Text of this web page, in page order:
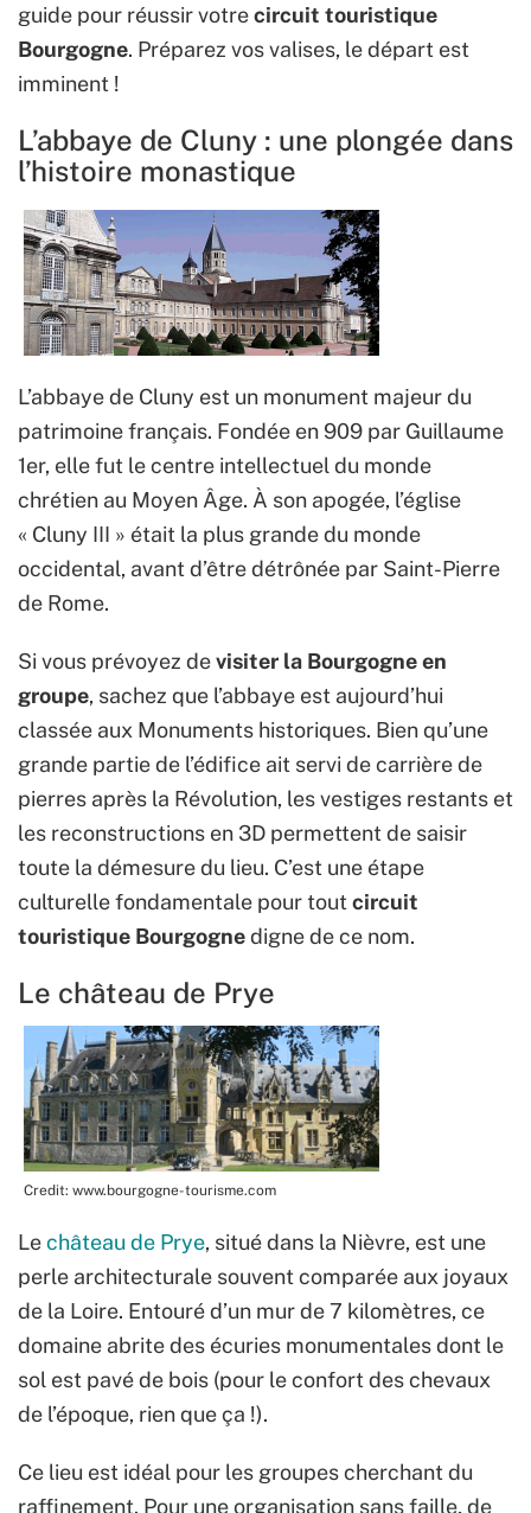
guide pour réussir votrecircuit touristique
Bourgogne. Préparez vos valises, le départ est
imminent !
L’abbaye de Cluny : une plongée dans
l’histoire monastique
L’abbaye de Cluny est un monument majeur du
patrimoine français. Fondée en 909 par Guillaume
1er, elle fut le centre intellectuel du monde
chrétien au Moyen Âge. À son apogée, l’église
« Cluny III » était la plus grande du monde
occidental, avant d’être détrônée par Saint-Pierre
de Rome.
Si vous prévoyez devisiter la Bourgogne en
groupe, sachez que l’abbaye est aujourd’hui
classée aux Monuments historiques. Bien qu’une
grande partie de l’édifice ait servi de carrière de
pierres après la Révolution, les vestiges restants et
les reconstructions en 3D permettent de saisir
toute la démesure du lieu. C’est une étape
culturelle fondamentale pour tout circuit
touristique Bourgognedigne de ce nom.
Le château de Prye
Credit: www.bourgogne-tourisme.com
Lechâteau de Prye, situé dans la Nièvre, est une
perle architecturale souvent comparée aux joyaux
de la Loire. Entouré d’un mur de 7 kilomètres, ce
domaine abrite des écuries monumentales dont le
sol est pavé de bois (pour le confort des chevaux
de l’époque, rien que ça !).
Ce lieu est idéal pour les groupes cherchant du
raffinement. Pour une organisation sans faille, de